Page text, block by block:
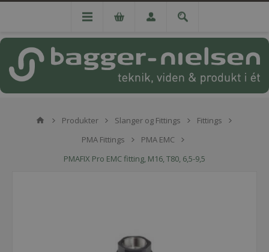
Produkter Slanger og Fittings
Fittings
PMA Fittings
PMA EMC
PMAFIX Pro EMC fitting, M16, T80, 6,5-9,5